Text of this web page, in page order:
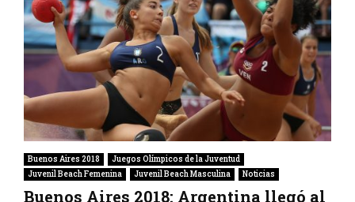
Buenos Aires 2018
Juegos Olímpicos de la Juventud
Juvenil Beach Femenina
Juvenil Beach Masculina Noticias
Buenos Aires 2018: Argentina llegó al